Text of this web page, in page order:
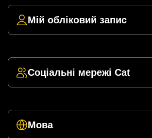
Мій обліковий запис
Соціальні мережі Cat
Мова